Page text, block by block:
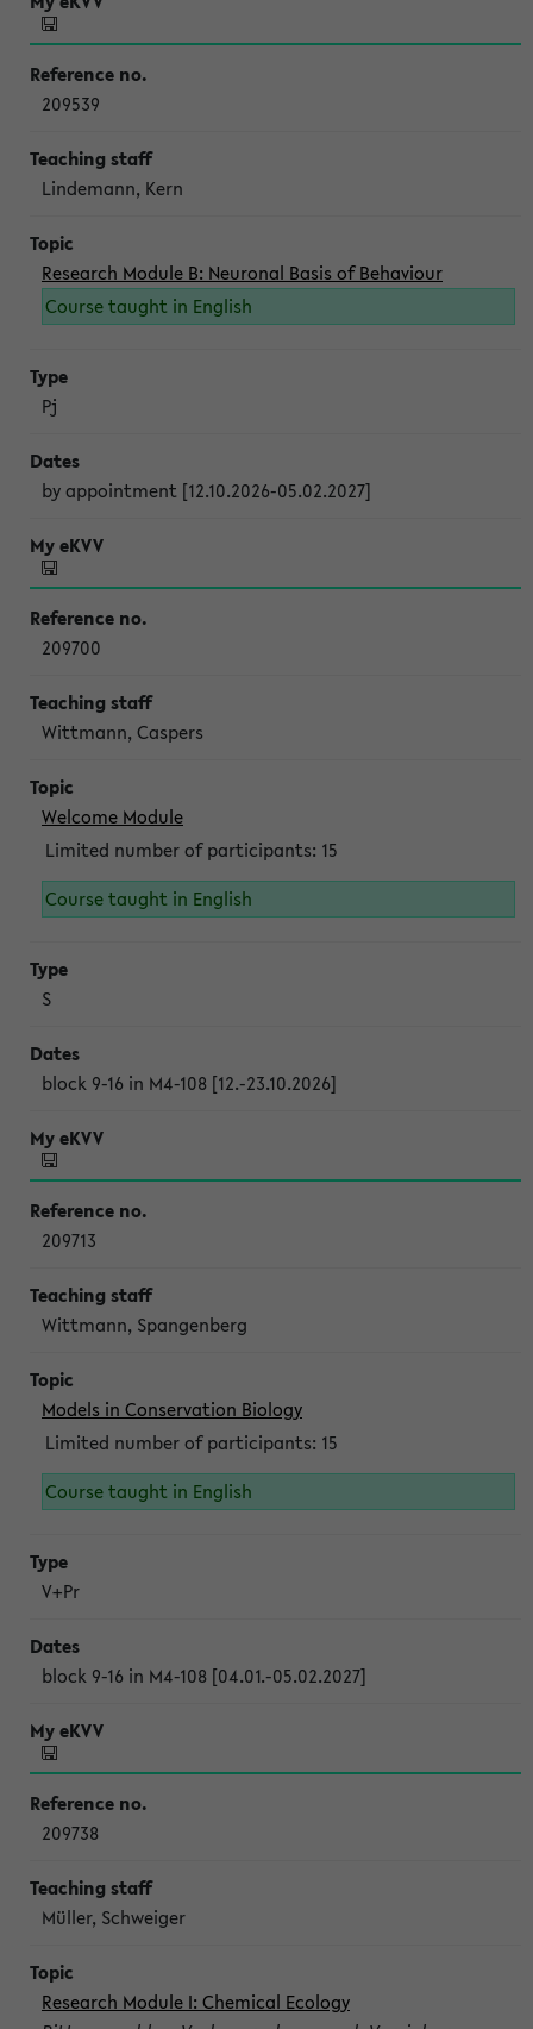
209539
Lindemann, Kern
Research Module B: Neuronal Basis of Behaviour
Course taught in English
Pj
by appointment [12.10.2026-05.02.2027]
209700
Wittmann, Caspers
Welcome Module
Limited number of participants: 15
Course taught in English
S
block 9-16 in M4-108 [12.-23.10.2026]
209713
Wittmann, Spangenberg
Models in Conservation Biology
Limited number of participants: 15
Course taught in English
V+Pr
block 9-16 in M4-108 [04.01.-05.02.2027]
209738
Müller, Schweiger
Research Module I: Chemical Ecology